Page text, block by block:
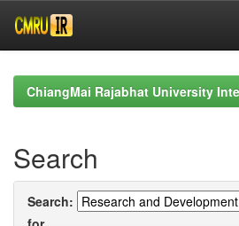
navigationChiangMai Rajabhat University
Search
Search: